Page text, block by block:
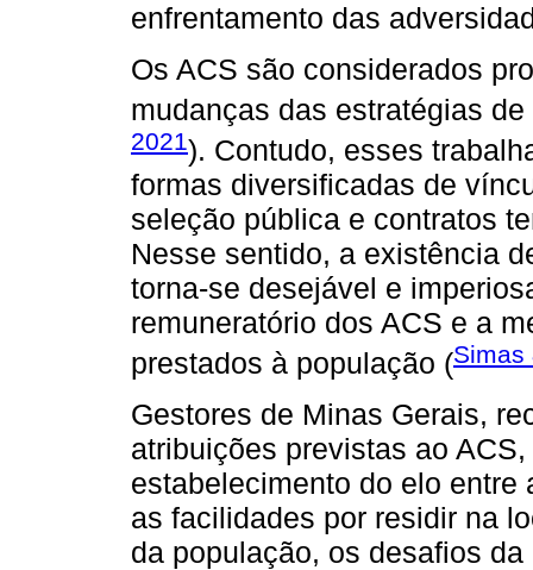
enfrentamento das
Os ACS são considerados
mudanças das estratégias
2021). Contudo, esses
formas diversificadas de
seleção pública e contratos
Nesse sentido, a existência
torna-se desejável e
remuneratório dos ACS e a
prestados à população (Simas
Gestores de Minas Gerais,
atribuições previstas ao
estabelecimento do elo
as facilidades por residir na
da população, os desafios